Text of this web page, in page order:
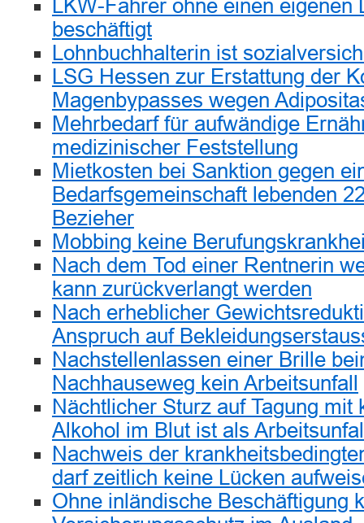
LKW-Fahrer ohne einen eigenen
beschäftigt
Lohnbuchhalterin ist
LSG Hessen zur Erstattung der
Magenbypasses wegen
Mehrbedarf für aufwändige
medizinischer Feststellung
Mietkosten bei Sanktion gegen
Bedarfsgemeinschaft lebenden
Bezieher
Mobbing keine
Nach dem Tod einer Rentnerin
kann zurückverlangt werden
Nach erheblicher
Anspruch auf
Nachstellenlassen einer Brille
Nachhauseweg kein Arbeitsunfall
Nächtlicher Sturz auf Tagung mit
Alkohol im Blut ist als
Nachweis der
darf zeitlich keine Lücken
Ohne inländische Beschäftigung